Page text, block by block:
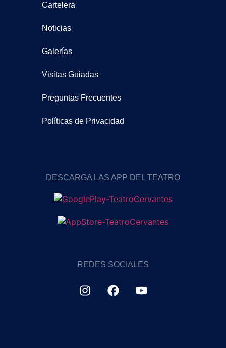
Cartelera
Noticias
Galerías
Visitas Guiadas
Preguntas Frecuentes
Políticas de Privacidad
DESCARGA LAS APP DEL TEATRO
REDES SOCIALES